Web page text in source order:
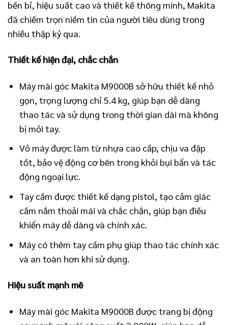
bền bỉ, hiệu suất cao và thiết kế thông minh, Makita
đã chiếm trọn niềm tin của người tiêu dùng trong
nhiều thập kỷ qua.
Thiết kế hiện đại, chắc chắn
Máy mài góc Makita M9000B sở hữu thiết kế nhỏ
gọn, trọng lượng chỉ 5.4 kg, giúp bạn dễ dàng
thao tác và sử dụng trong thời gian dài mà không
bị mỏi tay.
Vỏ máy được làm từ nhựa cao cấp, chịu va đập
tốt, bảo vệ động cơ bên trong khỏi bụi bẩn và tác
động ngoại lực.
Tay cầm được thiết kế dạng pistol, tạo cảm giác
cầm nắm thoải mái và chắc chắn, giúp bạn điều
khiển máy dễ dàng và chính xác.
Máy có thêm tay cầm phụ giúp thao tác chính xác
và an toàn hơn khi sử dụng.
Hiệu suất mạnh mẽ
Máy mài góc Makita M9000B được trang bị động